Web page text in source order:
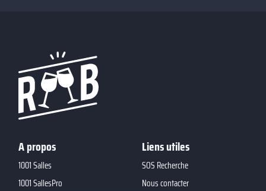
A propos
1001 Salles
1001 SallesPro
Liens utiles
SOS Recherche
Nous contacter